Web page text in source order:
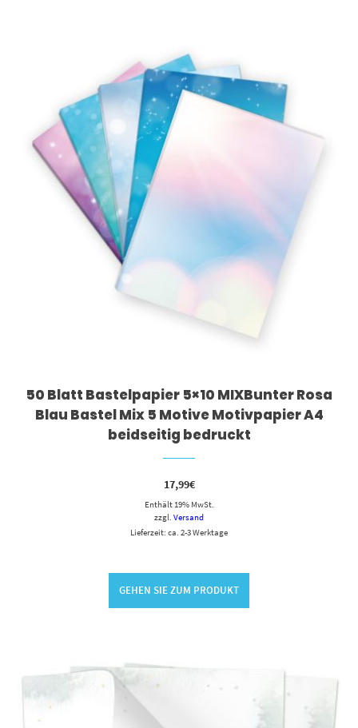
50 Blatt Bastelpapier 5×10 MIXBunter Rosa
Blau Bastel Mix 5 Motive Motivpapier A4
beidseitig bedruckt
17,99€
Enthält 19% MwSt.
zzgl. Versand
Lieferzeit: ca. 2-3 Werktage
GEHEN SIE ZUM PRODUKT